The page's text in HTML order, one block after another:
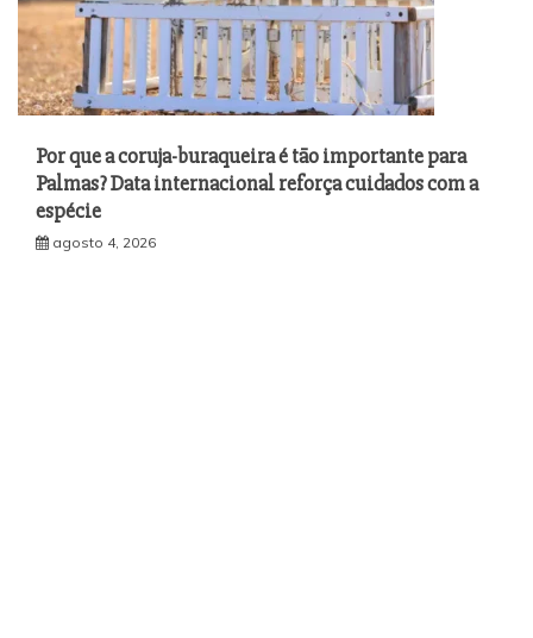
Por que a coruja-buraqueira é tão importante para
Palmas? Data internacional reforça cuidados com a
espécie
agosto 4, 2026